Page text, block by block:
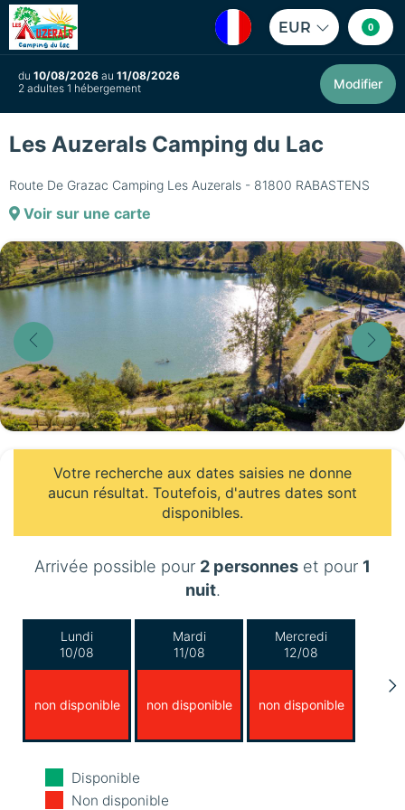
EUR 0
du 10/08/2026 au 11/08/2026
2 adultes 1 hébergement
Modifier
Les Auzerals Camping du Lac
Route De Grazac Camping Les Auzerals - 81800 RABASTENS
Voir sur une carte
Votre recherche aux dates saisies ne donne
aucun résultat. Toutefois, d'autres dates sont
disponibles.
Arrivée possible pour 2 personnes et pour 1
nuit.
Lundi
10/08
non disponible
Mardi
11/08
non disponible
Mercredi
12/08
non disponible
Jeudi
13/08
Disponible
Non disponible